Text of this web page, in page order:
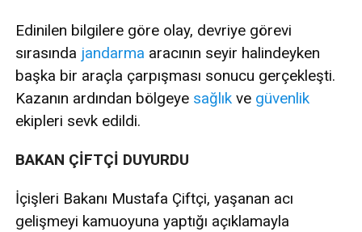
Edinilen bilgilere göre olay, devriye görevi
sırasında jandarma aracının seyir halindeyken
başka bir araçla çarpışması sonucu gerçekleşti.
Kazanın ardından bölgeye sağlık ve güvenlik
ekipleri sevk edildi.
BAKAN ÇİFTÇİ DUYURDU
İçişleri Bakanı Mustafa Çiftçi, yaşanan acı
gelişmeyi kamuoyuna yaptığı açıklamayla